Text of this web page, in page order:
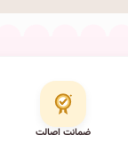
ضمانت اصالت